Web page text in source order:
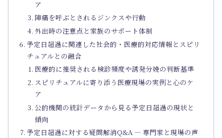
ア
陣痛を呼ぶとされるジンクスや行動
外出時の注意点と家族のサポート体制
予定日超過に関連した社会的・医療的対応情報とスピリ
チュアルとの融合
医療的に推奨される検診頻度や誘発分娩の判断基準
スピリチュアルに寄り添う医療現場の実例と心のケ
ア
公的機関の統計データから見る予定日超過の現状と
傾向
予定日超過に対する疑問解消Q&A ― 専門家と現場の声